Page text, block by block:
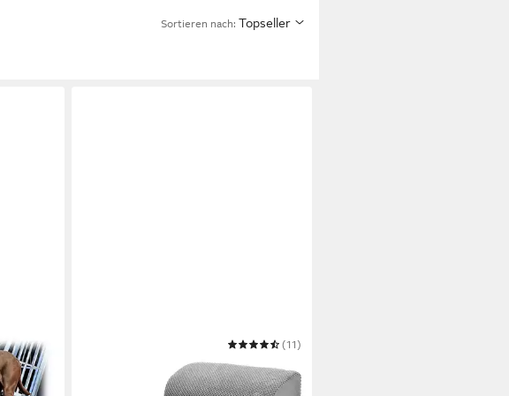
Sortieren nach: Topseller
Hunderampe Hundetreppe
Einstieghilfe Katzentreppe
(11)